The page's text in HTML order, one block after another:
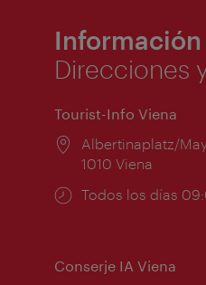
Direcciones
Tourist-Info Viena
Lugar:
Albertinaplatz/
1010 Viena
Horarios
Todos los días
Conserje IA Viena